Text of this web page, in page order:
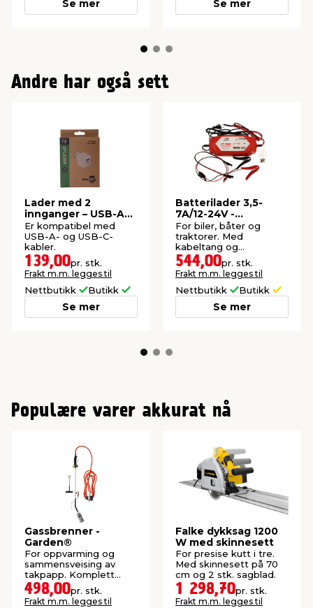
Se mer Se mer
Andre har også sett
Lader med 2
innganger – USB-A
og USB-C
Er kompatibel med
USB-A- og USB-C-
kabler.
139,00pr. stk.
Frakt m.m. legges til
Nettbutikk Butikk
Se mer
Batterilader 3,5-
7A/12-24V -
Autozone
For biler, båter og
traktorer. Med
kabeltang og
ringklemmer.
544,00pr. stk.
Frakt m.m. legges til
Nettbutikk Butikk
Se mer
Populære varer akkurat nå
Gassbrenner -
Garden®
For oppvarming og
sammensveising av
takpapp. Komplett
sett.
498,00pr. stk.
Frakt m.m. legges til
Falke dykksag 1200
W med skinnesett
For presise kutt i tre.
Med skinnesett på 70
cm og 2 stk. sagblad.
1 298,70pr. stk.
Frakt m.m. legges til